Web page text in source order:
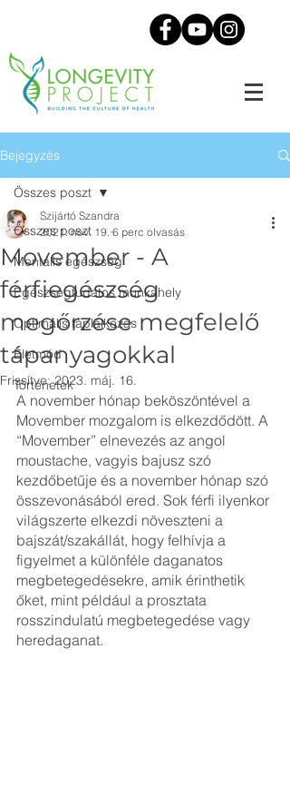
Bejegyzés
Összes poszt
Mentális egészség
Egészségtudatos munkahely
Optimális táplálkozás
Életmód
Történetek
Összes poszt
Movember - A
férfiegészség
megőrzése megfelelő
tápanyagokkal
Szijártó Szandra
2021. nov. 19. 6 perc olvasás
Frissítve:2023. máj. 16.
A november hónap beköszöntével a
Movember mozgalom is elkezdődött. A
“Movember” elnevezés az angol
moustache, vagyis bajusz szó
kezdőbetűje és a november hónap szó
összevonásából ered. Sok férfi ilyenkor
világszerte elkezdi növeszteni a
bajszát/szakállát, hogy felhívja a
figyelmet a különféle daganatos
megbetegedésekre, amik érinthetik
őket, mint például a prosztata
rosszindulatú megbetegedése vagy
heredaganat.